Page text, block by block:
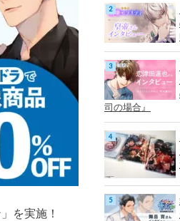
を実施！
司の場合』